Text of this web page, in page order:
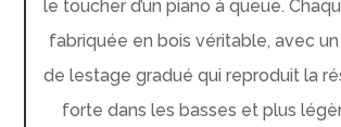
le toucher d’un piano à queue.
fabriquée en bois véritable, avec
de lestage gradué qui reproduit la
forte dans les basses et plus